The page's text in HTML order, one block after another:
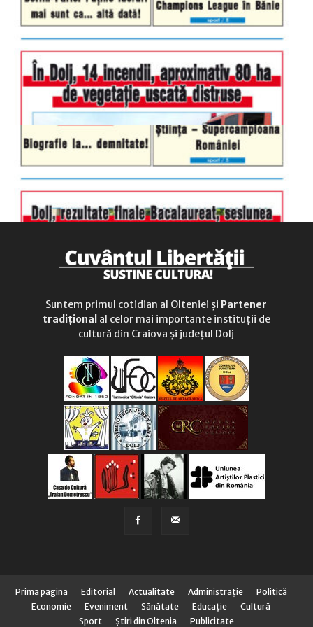
luni-vineri
9.00 - 17.00
duminică
9.00 - 12.00
Suntem primul cotidian al Olteniei și Partener
tradițional al celor mai importante instituții de
cultură din Craiova și județul Dolj
Prima pagina Editorial Actualitate Administraţie
Politică
Economie
Eveniment Sănătate Educaţie
Cultură
Sport
Știri din Oltenia Publicitate